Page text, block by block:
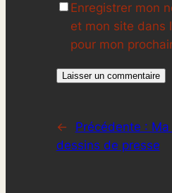
Enregistrer mon
et mon site dans
pour mon
← Précédente :
dessins de presse